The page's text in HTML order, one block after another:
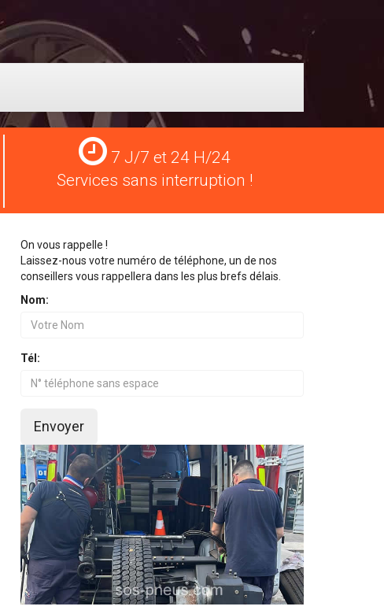
Services
24
H/24
7 J/7 et 24 H/24
Services sans interruption !
On vous rappelle !
Laissez-nous votre numéro de téléphone, un de nos
conseillers vous rappellera dans les plus brefs délais.
Nom:
Tél:
Envoyer